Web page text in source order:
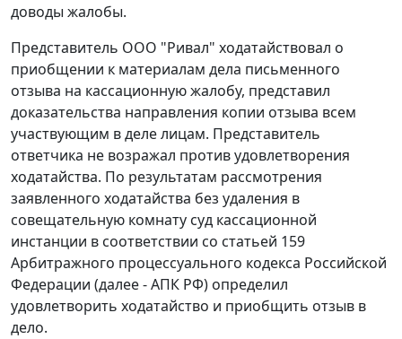
доводы жалобы.
Представитель ООО "Ривал" ходатайствовал о
приобщении к материалам дела письменного
отзыва на кассационную жалобу, представил
доказательства направления копии отзыва всем
участвующим в деле лицам. Представитель
ответчика не возражал против удовлетворения
ходатайства. По результатам рассмотрения
заявленного ходатайства без удаления в
совещательную комнату суд кассационной
инстанции в соответствии со статьей 159
Арбитражного процессуального кодекса Российской
Федерации (далее - АПК РФ) определил
удовлетворить ходатайство и приобщить отзыв в
дело.